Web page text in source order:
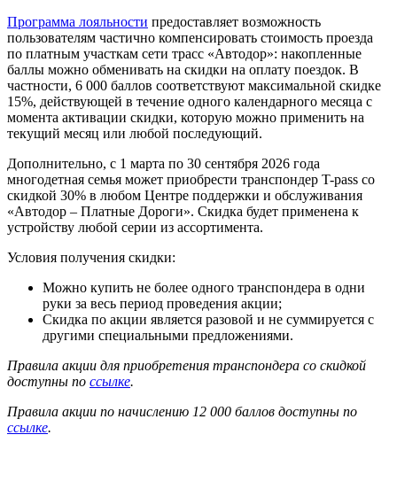
Программа лояльности предоставляет возможность
пользователям частично компенсировать стоимость проезда
по платным участкам сети трасс «Автодор»: накопленные
баллы можно обменивать на скидки на оплату поездок. В
частности, 6 000 баллов соответствуют максимальной скидке
15%, действующей в течение одного календарного месяца с
момента активации скидки, которую можно применить на
текущий месяц или любой последующий.
Дополнительно, с 1 марта по 30 сентября 2026 года
многодетная семья может приобрести транспондер T-pass со
скидкой 30% в любом Центре поддержки и обслуживания
«Автодор – Платные Дороги». Скидка будет применена к
устройству любой серии из ассортимента.
Условия получения скидки:
Можно купить не более одного транспондера в одни
руки за весь период проведения акции;
Скидка по акции является разовой и не суммируется с
другими специальными предложениями.
Правила акции для приобретения транспондера со скидкой
доступны по ссылке.
Правила акции по начислению 12 000 баллов доступны по
ссылке.